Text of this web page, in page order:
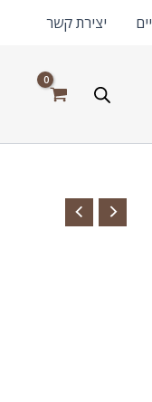
יצירת קשר